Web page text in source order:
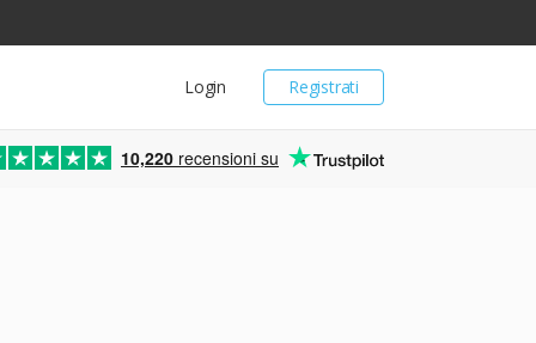
Registrati
Login
10,220 recensioni su